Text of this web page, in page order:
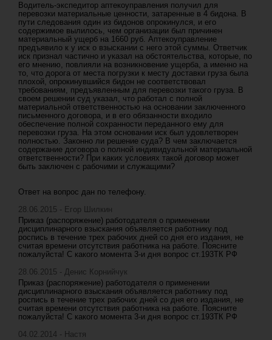
Водитель-экспедитор аптекоуправления получил для
перевозки материальные ценности, затаренные в 4 бидона. В
пути следования один из бидонов опрокинулся, и его
содержимое вылилось, чем организации был причинен
материальный ущерб на 1660 руб. Аптекоуправление
предъявило к у иск о взыскании с него этой суммы. Ответчик
иск признал частично и указал на обстоятельства, которые, по
его мнению, повлияли на возникновение ущерба, а именно на
то, что дорога от места погрузки к месту доставки груза была
плохой, опрокинувшийся бидон не соответствовал
требованиям, предъявленным для перевозки такого груза. В
своем решении суд указал, что работал с полной
материальной ответственностью на основании заключенного
письменного договора, и в его обязанности входило
обеспечение полной сохранности переданного ему для
перевозки груза. На этом основании иск был удовлетворен
полностью. Законно ли решение суда? В чем заключается
содержание договора о полной индивидуальной материальной
ответственности? При каких условиях такой договор может
быть заключен с рабочими и служащими?
Ответ на вопрос дан по телефону.
28.06.2015 - Егор Шилкин
Приказ (распоряжение) работодателя о применении
дисциплинарного взыскания объявляется работнику под
роспись в течение трех рабочих дней со дня его издания, не
считая времени отсутствия работника на работе. Поясните
пожалуйста! С какого момента 3-и дня вопрос ст.193ТК РФ
28.06.2015 - Денис Корнийчук
Приказ (распоряжение) работодателя о применении
дисциплинарного взыскания объявляется работнику под
роспись в течение трех рабочих дней со дня его издания, не
считая времени отсутствия работника на работе. Поясните
пожалуйста! С какого момента 3-и дня вопрос ст.193ТК РФ
04.02.2014 - Настя